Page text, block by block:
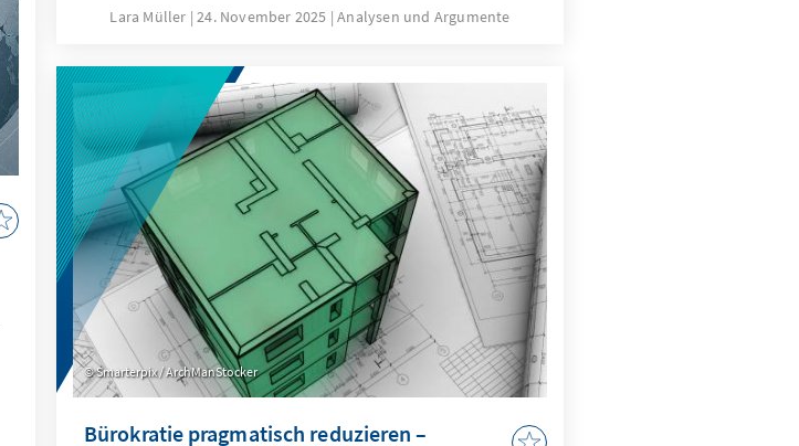
die als „Lawfare“ bekannt ist. In der Ostsee zeigen
Südchinesischen Meer demonstriert China, wie
Recht zur Machtfrage wird. Beide Fälle
verdeutlichen: Wo das Seerecht unterwandert wird,
geraten Europas Sicherheit, Handlungsfähigkeit und
die regelbasierte Ordnung ins Wanken.
Lara Müller 24. November 2025 Analysen und Argumente
Smarterpix / ArchManStocker
Bürokratie pragmatisch reduzieren –